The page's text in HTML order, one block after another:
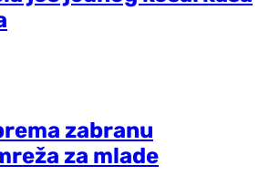
zabranu
za mlade